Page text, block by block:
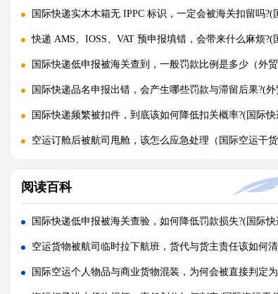
国际快递实木木箱无 IPPC 标识，一定会被海关扣留吗?(
快递 AMS、IOSS、VAT 预申报填错，会带来什么麻烦?(
国际快递低申报被海关查到，一般罚款比例是多少（外贸
国际快递品名申报出错，会产生哪些罚款与滞留后果?(
国际快递频繁被扣件，到底该如何降低扣关概率?(国际
空运订舱后被航司甩舱，该怎么应急处理（国际空运干货
加急国际空运真的能提速，靠谱吗?(国际空运干货知识分
FBA 空运出现丢件破损，理赔流程怎么走（国际空运干
FBA 空运头程该怎么挑选靠谱物流货代（国际空运干货
FBA 空运货物超重超尺寸会产生哪些附加费?(不清楚的
阅读百科
国际快递低申报被海关查验，如何降低罚款损失?(国际
空运货物被航司临时拉下航班，货代与货主责任该如何
国际空运个人物品与商业货物混装，为何会被直接判定